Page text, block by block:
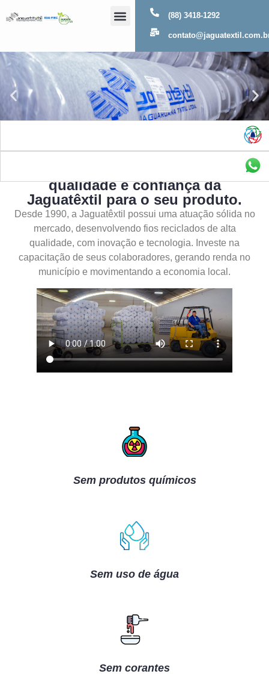
(88) 3418-1292
qualidade e confiança da
Jaguatêxtil para o seu produto.
Desde 1990, a Jaguatêxtil possui uma atuação sólida no
mercado, desenvolvendo fios reciclados de alta
qualidade, com inovação e tecnologia. Investe na
capacitação de seus colaboradores, gerando renda no
município e movimentando a economia local.
Sem produtos químicos
Sem uso de água
Sem corantes